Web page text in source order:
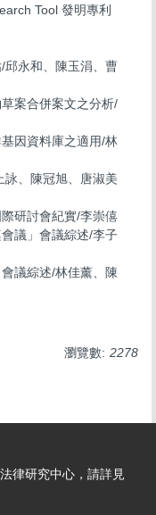
Tool 發明專利
邱永和、陳玉涓、曹
案合併案文之分析/
因資料庫之適用/林
、陳冠旭、唐淑美
研討會紀實/李崇僖
議」會議綜述/李子
議綜述/林佳薰、陳
瀏覽數: 2278
律研究中心，請詳見